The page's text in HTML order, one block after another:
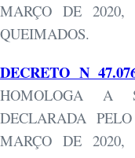
MARÇO DE 2020,
QUEIMADOS.
DECRETO N
HOMOLOGA A
DECLARADA
MARÇO DE 2020,